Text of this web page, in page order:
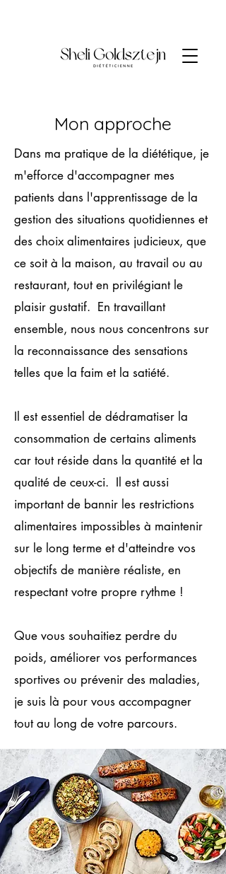
Mon approche
Dans ma pratique de la diététique, je
m'efforce d'accompagner mes
patients dans l'apprentissage de la
gestion des situations quotidiennes et
des choix alimentaires judicieux, que
ce soit à la maison, au travail ou au
restaurant, tout en privilégiant le
plaisir gustatif. En travaillant
ensemble, nous nous concentrons sur
la reconnaissance des sensations
telles que la faim et la satiété.
Il est essentiel de dédramatiser la
consommation de certains aliments
car tout réside dans la quantité et la
qualité de ceux-ci. Il est aussi
important de bannir les restrictions
alimentaires impossibles à maintenir
sur le long terme et d'atteindre vos
objectifs de manière réaliste, en
respectant votre propre rythme ! ​
Que vous souhaitiez perdre du
poids, améliorer vos performances
sportives ou prévenir des maladies,
je suis là pour vous accompagner
tout au long de votre parcours.